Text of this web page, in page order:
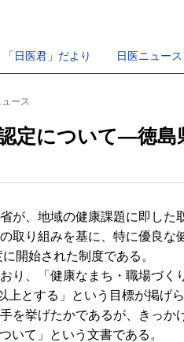
「日医君」だより 日医ニュース
ース
認定について―徳
が、地域の健康課題に即した
取り組みを基に、特に優良な
開始された制度である。
り、「健康なまち・職場づく
とする」という目標が掲げら
を挙げたかであるが、きっか
いて」という文書である。